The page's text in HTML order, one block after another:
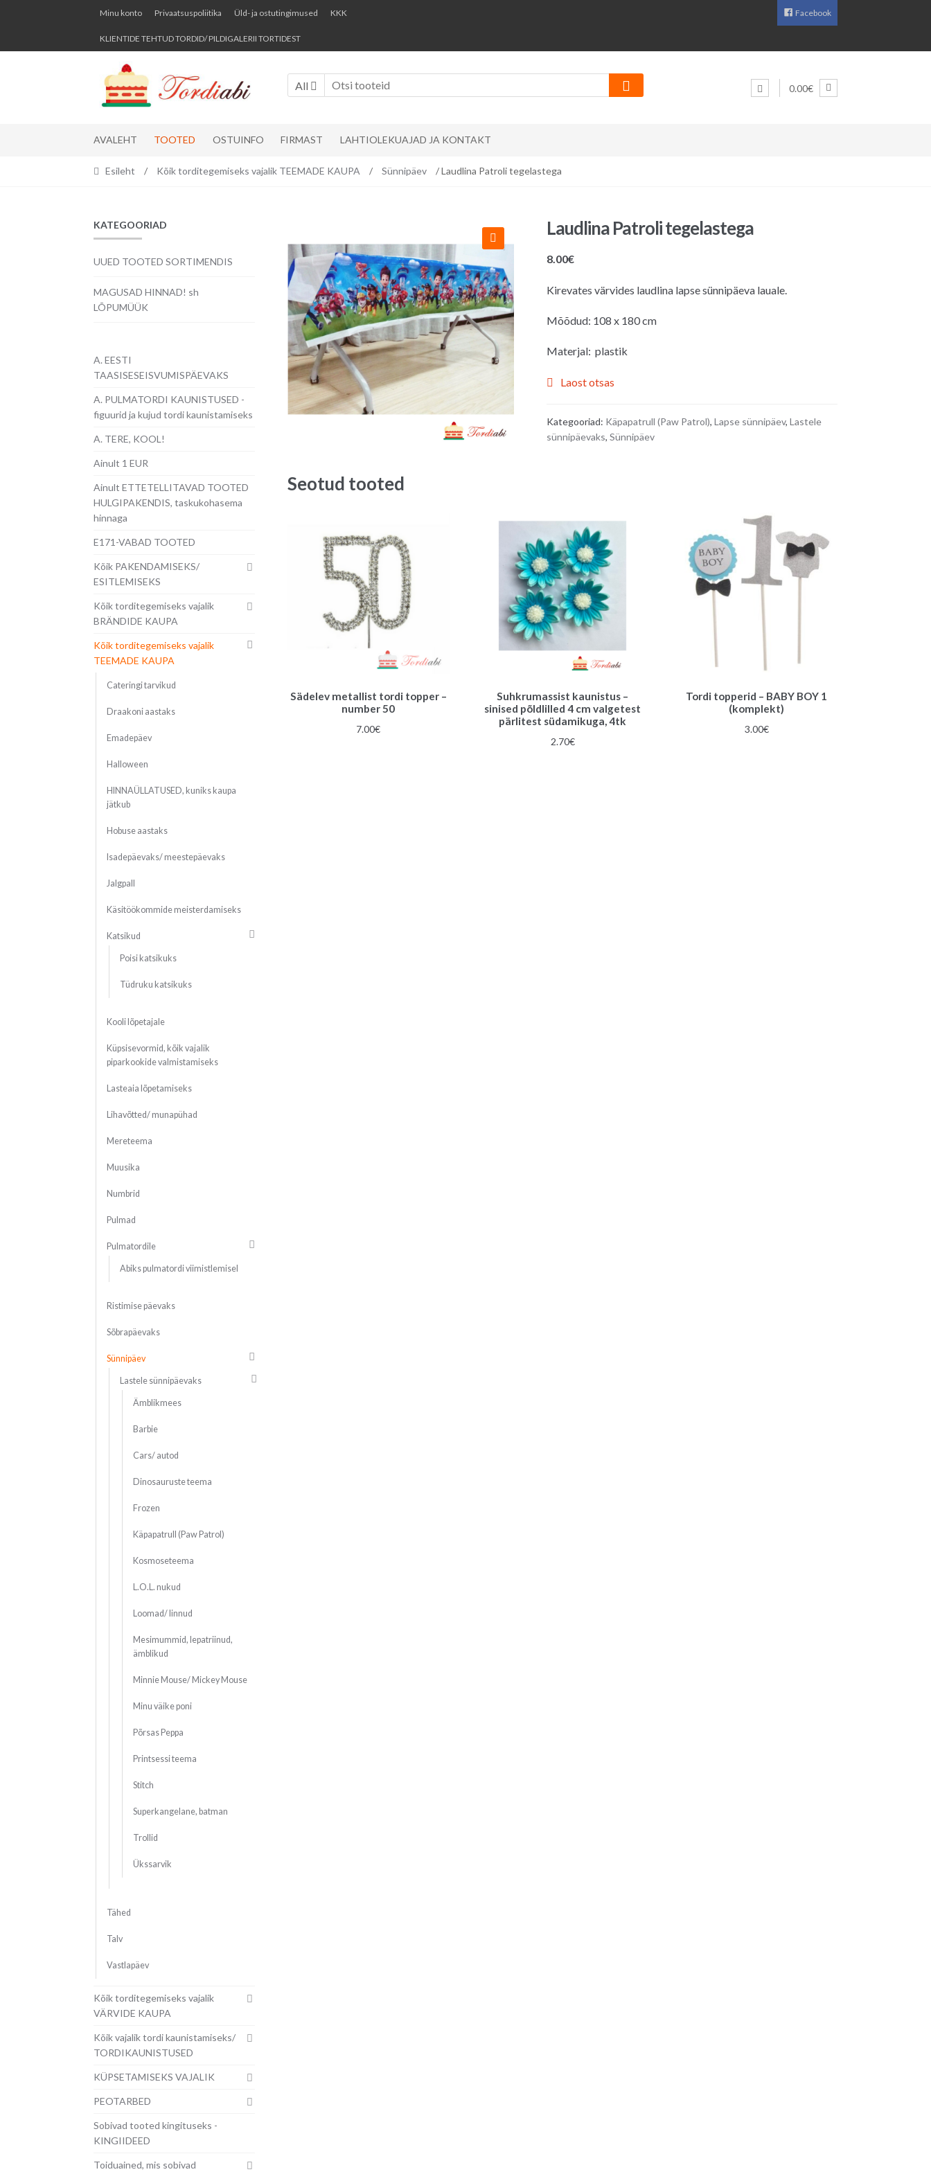
Skip
navigation
Skip
content
Minu konto Privaatsuspoliitika Üld- ja ostutingimused KKK
KLIENTIDE TEHTUD TORDID/ PILDIGALERII TORTIDEST
Facebook
All 0.00€
AVALEHT TOOTED OSTUINFO FIRMAST LAHTIOLEKUAJAD JA KONTAKT
Esileht / Kõik torditegemiseks vajalik TEEMADE KAUPA / Sünnipäev / Laudlina Patroli tegelastega
Laudlina Patroli tegelastega
8.00€
Kirevates värvides laudlina lapse sünnipäeva lauale.
Mõõdud: 108 x 180 cm
Materjal: plastik
Laost otsas
Kategooriad: Käpapatrull (Paw Patrol), Lapse sünnipäev, Lastele
sünnipäevaks, Sünnipäev
Seotud tooted
Sädelev metallist tordi topper –
number 50
7.00€
Suhkrumassist kaunistus –
sinised põldlilled 4 cm valgetest
pärlitest südamikuga, 4tk
2.70€
Tordi topperid – BABY BOY 1
(komplekt)
3.00€
KATEGOORIAD
UUED TOOTED SORTIMENDIS
MAGUSAD HINNAD! sh
LÕPUMÜÜK
A. EESTI
TAASISESEISVUMISPÄEVAKS
A. PULMATORDI KAUNISTUSED -
figuurid ja kujud tordi kaunistamiseks
A. TERE, KOOL!
Ainult 1 EUR
Ainult ETTETELLITAVAD TOOTED
HULGIPAKENDIS, taskukohasema
hinnaga
E171-VABAD TOOTED
Kõik PAKENDAMISEKS/
ESITLEMISEKS
Kõik torditegemiseks vajalik
BRÄNDIDE KAUPA
Kõik torditegemiseks vajalik
TEEMADE KAUPA
Cateringi tarvikud
Draakoni aastaks
Emadepäev
Halloween
HINNAÜLLATUSED, kuniks kaupa
jätkub
Hobuse aastaks
Isadepäevaks/ meestepäevaks
Jalgpall
Käsitöökommide meisterdamiseks
Katsikud
Poisi katsikuks
Tüdruku katsikuks
Kooli lõpetajale
Küpsisevormid, kõik vajalik
piparkookide valmistamiseks
Lasteaia lõpetamiseks
Lihavõtted/ munapühad
Mereteema
Muusika
Numbrid
Pulmad
Pulmatordile
Abiks pulmatordi viimistlemisel
Ristimise päevaks
Sõbrapäevaks
Sünnipäev
Lastele sünnipäevaks
Ämblikmees
Barbie
Cars/ autod
Dinosauruste teema
Frozen
Käpapatrull (Paw Patrol)
Kosmoseteema
L.O.L. nukud
Loomad/ linnud
Mesimummid, lepatriinud,
ämblikud
Minnie Mouse/ Mickey Mouse
Minu väike poni
Põrsas Peppa
Printsessi teema
Stitch
Superkangelane, batman
Trollid
Ükssarvik
Tähed
Talv
Vastlapäev
Kõik torditegemiseks vajalik
VÄRVIDE KAUPA
Kõik vajalik tordi kaunistamiseks/
TORDIKAUNISTUSED
KÜPSETAMISEKS VAJALIK
PEOTARBED
Sobivad tooted kingituseks -
KINGIIDEED
Toiduained, mis sobivad